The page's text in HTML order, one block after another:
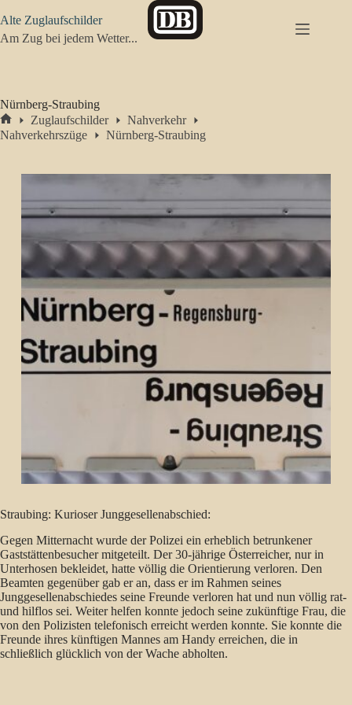
Inhalt
springen
Alte Zuglaufschilder
Am Zug bei jedem Wetter...
Nürnberg-Straubing
Start
Zuglaufschilder
Nahverkehr
Nahverkehrszüge
Nürnberg-Straubing
Straubing: Kurioser Junggesellenabschied:
Gegen Mitternacht wurde der Polizei ein erheblich betrunkener
Gaststättenbesucher mitgeteilt. Der 30-jährige Österreicher, nur in
Unterhosen bekleidet, hatte völlig die Orientierung verloren. Den
Beamten gegenüber gab er an, dass er im Rahmen seines
Junggesellenabschiedes seine Freunde verloren hat und nun völlig rat-
und hilflos sei. Weiter helfen konnte jedoch seine zukünftige Frau, die
von den Polizisten telefonisch erreicht werden konnte. Sie konnte die
Freunde ihres künftigen Mannes am Handy erreichen, die in
schließlich glücklich von der Wache abholten.